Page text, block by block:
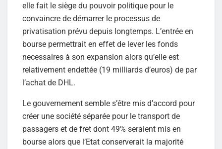
elle fait le siège du pouvoir politique pour le
convaincre de démarrer le processus de
privatisation prévu depuis longtemps. L’entrée en
bourse permettrait en effet de lever les fonds
necessaires à son expansion alors qu’elle est
relativement endettée (19 milliards d’euros) de par
l’achat de DHL.
Le gouvernement semble s’être mis d’accord pour
créer une société séparée pour le transport de
passagers et de fret dont 49% seraient mis en
bourse alors que l’Etat conserverait la majorité